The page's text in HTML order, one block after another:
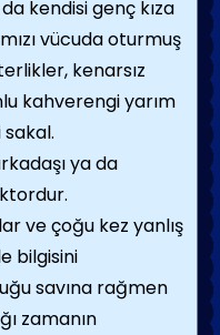
kendisi genç kıza
vücuda oturmuş
kenarsız
kahverengi yarım
ya da
ve çoğu kez yanlış
bilgisini
savına rağmen
zamanın